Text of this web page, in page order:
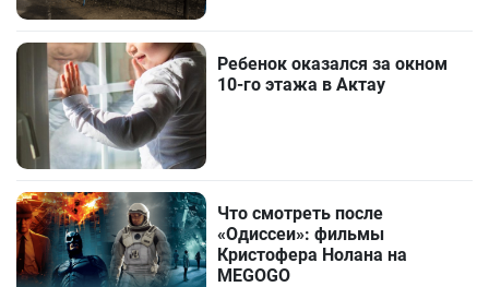
Ребенок оказался за окном
10-го этажа в Актау
Что смотреть после
«Одиссеи»: фильмы
Кристофера Нолана на
MEGOGO